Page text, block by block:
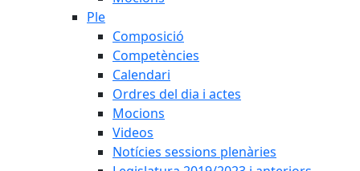
Ple
Composició
Competències
Calendari
Ordres del dia i actes
Mocions
Videos
Notícies sessions plenàries